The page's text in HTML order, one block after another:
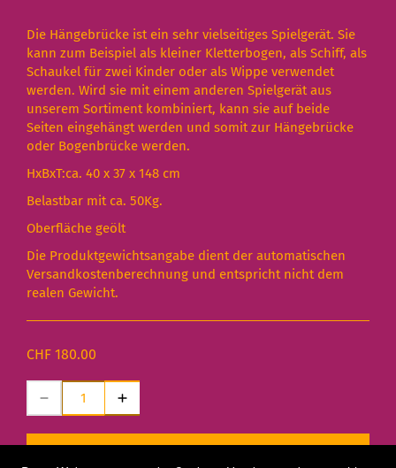
Die Hängebrücke ist ein sehr vielseitiges Spielgerät. Sie
kann zum Beispiel als kleiner Kletterbogen, als Schiff, als
Schaukel für zwei Kinder oder als Wippe verwendet
werden. Wird sie mit einem anderen Spielgerät aus
unserem Sortiment kombiniert, kann sie auf beide
Seiten eingehängt werden und somit zur Hängebrücke
oder Bogenbrücke werden.
HxBxT:ca. 40 x 37 x 148 cm
Belastbar mit ca. 50Kg.
Oberfläche geölt
Die Produktgewichtsangabe dient der automatischen
Versandkostenberechnung und entspricht nicht dem
realen Gewicht.
CHF 180.00
AJOUTER AU PANIER